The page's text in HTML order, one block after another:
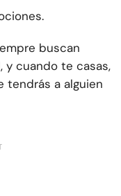
buscan
y cuando te casas,
tendrás a alguien